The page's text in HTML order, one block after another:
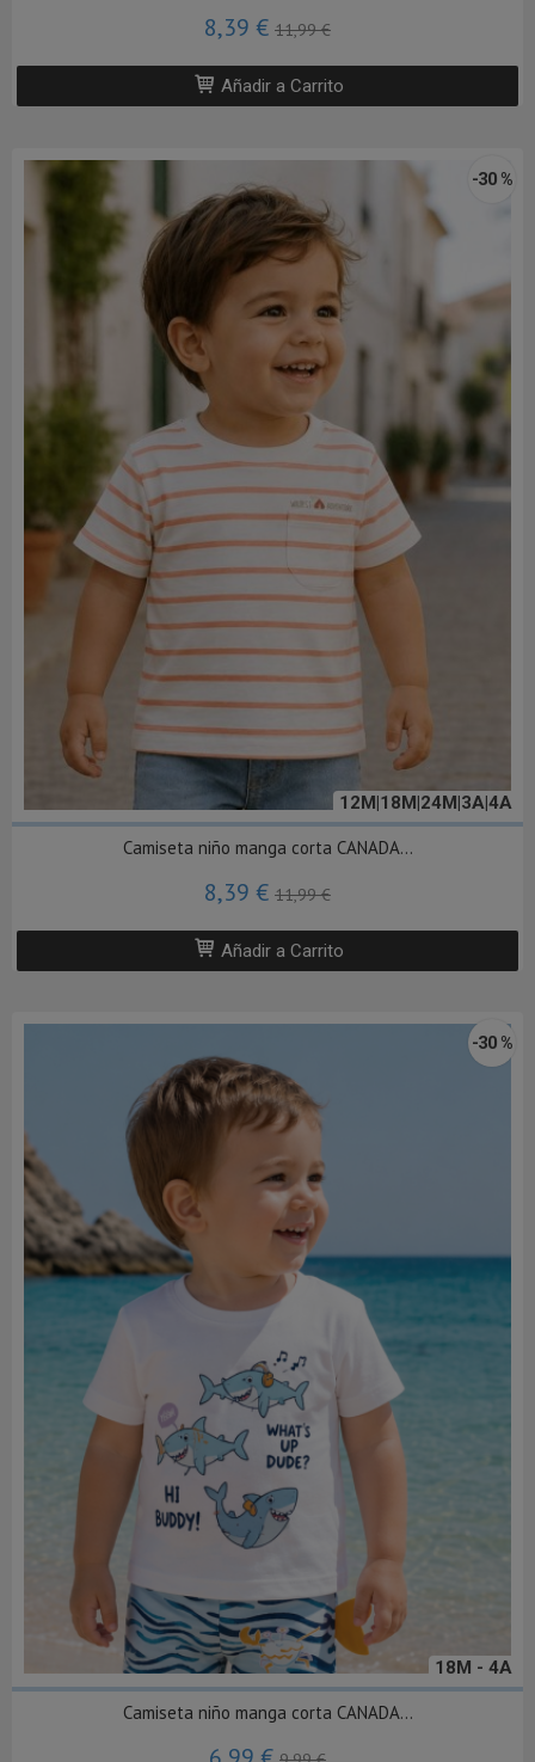
8,39 € 11,99 €
Añadir a Carrito
12M|18M|24M|3A|4A
-30 %
Camiseta niño manga corta CANADA...
8,39 € 11,99 €
Añadir a Carrito
18M - 4A
-30 %
Camiseta niño manga corta CANADA...